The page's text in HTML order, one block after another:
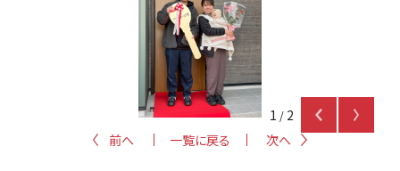
1 / 2
前へ
一覧に戻る 次へ